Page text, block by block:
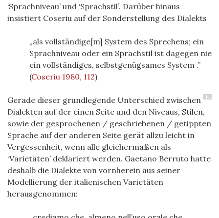
‘Sprachniveau’ und ‘Sprachstil’. Darüber hinaus
insistiert Coseriu auf der Sonderstellung des Dialekts
als vollständige[m] System des Sprechens; ein
Sprachniveau oder ein Sprachstil ist dagegen nie
ein vollständiges, selbstgenügsames System .
(Coseriu 1980, 112)
14
Gerade dieser grundlegende Unterschied zwischen
Dialekten auf der einen Seite und den Niveaus, Stilen,
sowie der gesprochenen / geschriebenen / getippten
Sprache auf der anderen Seite gerät allzu leicht in
Vergessenheit, wenn alle gleichermaßen als
‘Varietäten’ deklariert werden. Gaetano Berruto hatte
deshalb die Dialekte von vornherein aus seiner
Modellierung der italienischen Varietäten
herausgenommen: